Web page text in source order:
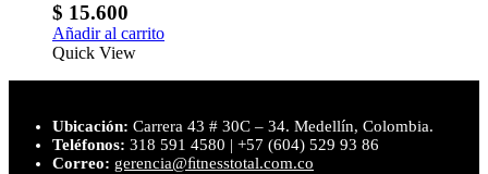
$ 15.600
Añadir al carrito
Quick View
Ubicación: Carrera 43 # 30C – 34. Medellín, Colombia.
Teléfonos: 318 591 4580 | +57 (604) 529 93 86
Correo: gerencia@ﬁtnesstotal.com.co